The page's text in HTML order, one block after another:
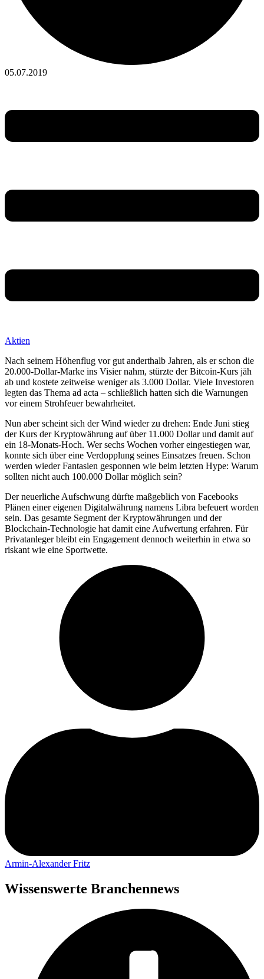
05.07.2019
Aktien
Nach seinem Höhenflug vor gut anderthalb Jahren, als er schon die
20.000-Dollar-Marke ins Visier nahm, stürzte der Bitcoin-Kurs jäh
ab und kostete zeitweise weniger als 3.000 Dollar. Viele Investoren
legten das Thema ad acta – schließlich hatten sich die Warnungen
vor einem Strohfeuer bewahrheitet.
Nun aber scheint sich der Wind wieder zu drehen: Ende Juni stieg
der Kurs der Kryptowährung auf über 11.000 Dollar und damit auf
ein 18-Monats-Hoch. Wer sechs Wochen vorher eingestiegen war,
konnte sich über eine Verdopplung seines Einsatzes freuen. Schon
werden wieder Fantasien gesponnen wie beim letzten Hype: Warum
sollten nicht auch 100.000 Dollar möglich sein?
Der neuerliche Aufschwung dürfte maßgeblich von Facebooks
Plänen einer eigenen Digitalwährung namens Libra befeuert worden
sein. Das gesamte Segment der Kryptowährungen und der
Blockchain-Technologie hat damit eine Aufwertung erfahren. Für
Privatanleger bleibt ein Engagement dennoch weiterhin in etwa so
riskant wie eine Sportwette.
Armin-Alexander Fritz
Wissenswerte Branchennews